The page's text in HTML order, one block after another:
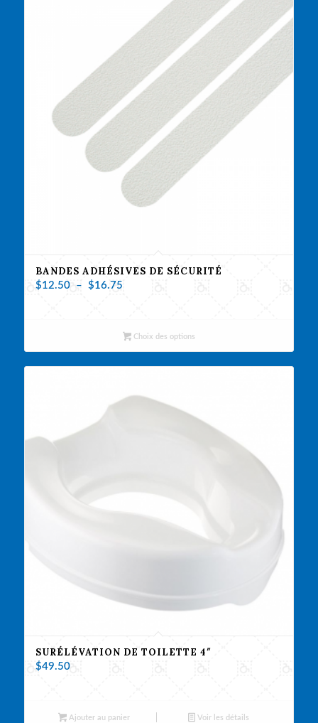
BANDES ADHÉSIVES DE SÉCURITÉ
$12.50 – $16.75Plage
$12.50
à
$16.75
Choix des options
SURÉLÉVATION DE TOILETTE 4″
$49.50
Ajouter au panier Voir les détails